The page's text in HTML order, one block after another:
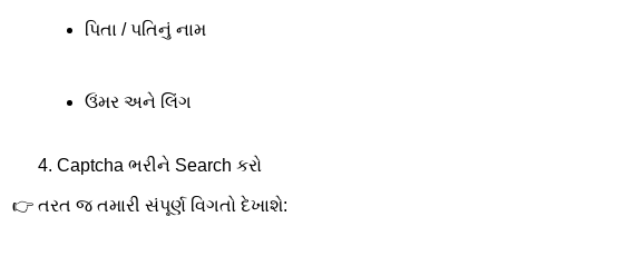
પિતા / પતિનું નામ
ઉંમર અને લિંગ
Captcha ભરીને Search કરો
👉 તરત જ તમારી સંપૂર્ણ વિગતો દેખાશે: